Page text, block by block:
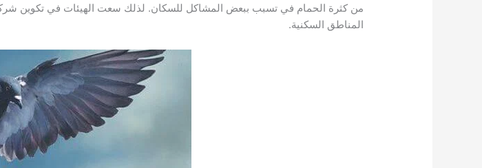
من كثرة الحمام في تسبب ببعض المشاكل للسكان. لذلك سعت الهيئات في تكوين
المناطق السكنية.